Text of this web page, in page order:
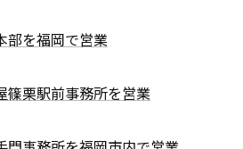
部を福岡で営業
篠栗駅前事務所を営業